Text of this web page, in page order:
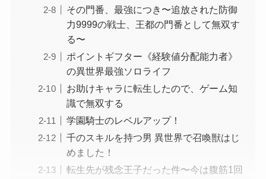
その門番、最強につき〜追放された防御
力9999の戦士、王都の門番として無双す
る〜
ポイントギフター《経験値分配能力者》
の異世界最強ソロライフ
お助けキャラに転生したので、ゲーム知
識で無双する
学園騎士のレベルアップ！
千のスキルを持つ男 異世界で召喚獣はじ
めました！
転生先が残念王子だった件〜今は腹筋1回